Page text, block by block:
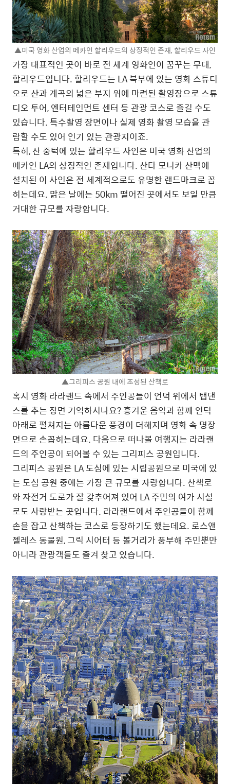
▲미국 영화 산업의 메카인 할리우드의 상징적인 존재, 할리우드 사인
가장 대표적인 곳이 바로 전 세계 영화인이 꿈꾸는 무대,
할리우드입니다. 할리우드는 LA 북부에 있는 영화 스튜디
오로 산과 계곡의 넓은 부지 위에 마련된 촬영장으로 스튜
디오 투어, 엔터테인먼트 센터 등 관광 코스로 즐길 수도
있습니다. 특수촬영 장면이나 실제 영화 촬영 모습을 관
람할 수도 있어 인기 있는 관광지이죠.
특히, 산 중턱에 있는 할리우드 사인은 미국 영화 산업의
메카인 LA의 상징적인 존재입니다. 산타 모니카 산맥에
설치된 이 사인은 전 세계적으로도 유명한 랜드마크로 꼽
히는데요. 맑은 날에는 50km 떨어진 곳에서도 보일 만큼
거대한 규모를 자랑합니다.
▲그리피스 공원 내에 조성된 산책로
혹시 영화 라라랜드 속에서 주인공들이 언덕 위에서 탭댄
스를 추는 장면 기억하시나요? 흥겨운 음악과 함께 언덕
아래로 펼쳐지는 아름다운 풍경이 더해지며 영화 속 명장
면으로 손꼽히는데요. 다음으로 떠나볼 여행지는 라라랜
드의 주인공이 되어볼 수 있는 그리피스 공원입니다.
그리피스 공원은 LA 도심에 있는 시립공원으로 미국에 있
는 도심 공원 중에는 가장 큰 규모를 자랑합니다. 산책로
와 자전거 도로가 잘 갖추어져 있어 LA 주민의 여가 시설
로도 사랑받는 곳입니다. 라라랜드에서 주인공들이 함께
손을 잡고 산책하는 코스로 등장하기도 했는데요. 로스앤
젤레스 동물원, 그릭 시어터 등 볼거리가 풍부해 주민뿐만
아니라 관광객들도 즐겨 찾고 있습니다.